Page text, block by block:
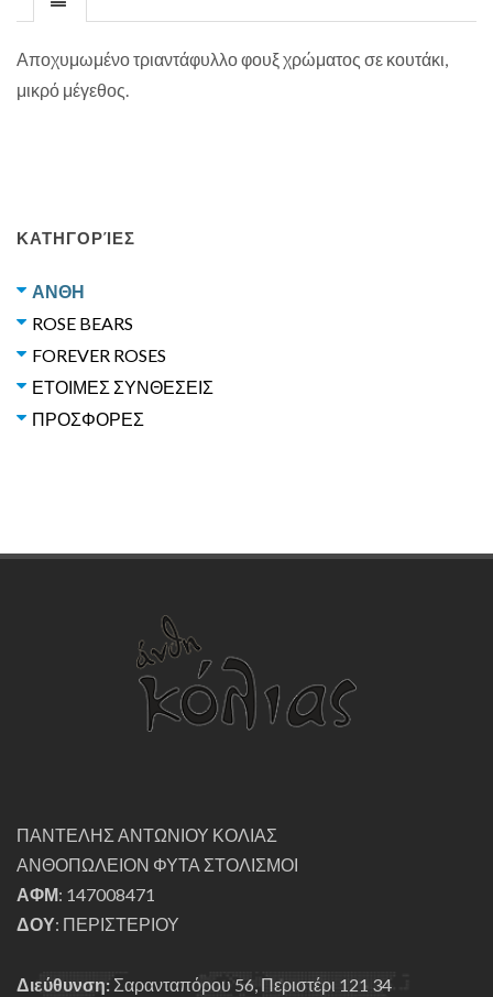
Αποχυμωμένο τριαντάφυλλο φουξ χρώματος σε κουτάκι,
μικρό μέγεθος.
ΚΑΤΗΓΟΡΊΕΣ
ΑΝΘΗ
ROSE BEARS
FOREVER ROSES
ΕΤΟΙΜΕΣ ΣΥΝΘΕΣΕΙΣ
ΠΡΟΣΦΟΡΕΣ
ΠΑΝΤΕΛΗΣ ΑΝΤΩΝΙΟΥ ΚΟΛΙΑΣ
ΑΝΘΟΠΩΛΕΙΟΝ ΦΥΤΑ ΣΤΟΛΙΣΜΟΙ
ΑΦΜ: 147008471
ΔΟΥ: ΠΕΡΙΣΤΕΡΙΟΥ
Διεύθυνση: Σαρανταπόρου 56, Περιστέρι 121 34